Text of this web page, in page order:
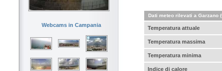
Webcams in Campania
Dati meteo rilevati a Garzano
Temperatura attuale
Temperatura massima
Temperatura minima
Indice di calore